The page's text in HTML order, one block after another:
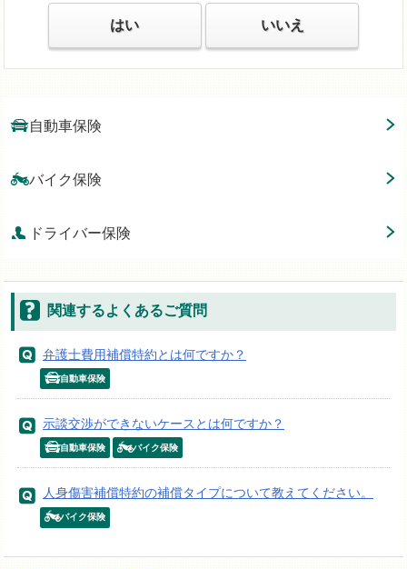
はい いいえ
自動車保険
バイク保険
ドライバー保険
関連するよくあるご質問
弁護士費用補償特約とは何ですか？
自動車保険
示談交渉ができないケースとは何ですか？
自動車保険 バイク保険
人身傷害補償特約の補償タイプについて教えてください。
バイク保険